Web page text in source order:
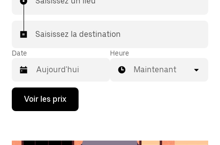
Saisissez la destination
Date
Appuyez
la
Heure
Maintenant
Voir les prix